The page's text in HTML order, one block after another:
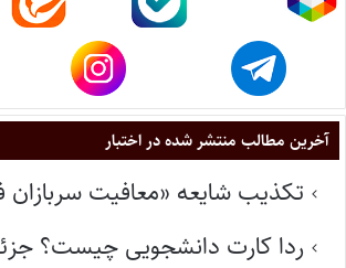
آخرین مطالب منتشر شده در اختبار
تکذیب شایعه «معافیت سربازان
ردا کارت دانشجویی چیست؟